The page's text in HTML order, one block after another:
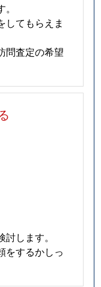
してもらえま
問査定の希望
します。
をするかしっ